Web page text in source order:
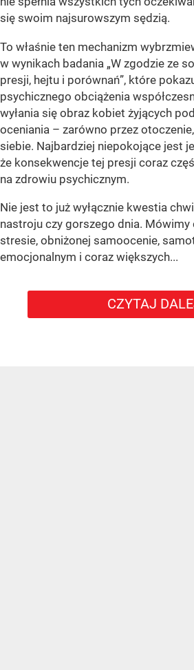
się swoim najsurowszym sędzią.
To właśnie ten mechanizm
w wynikach badania „W zgodzie ze
presji, hejtu i porównań”, które
psychicznego obciążenia
wyłania się obraz kobiet żyjących
oceniania – zarówno przez
siebie. Najbardziej niepokojące jest
że konsekwencje tej presji coraz
na zdrowiu psychicznym.
Nie jest to już wyłącznie kwestia
nastroju czy gorszego dnia. Mówimy
stresie, obniżonej samoocenie,
emocjonalnym i coraz większych...
CZYTAJ